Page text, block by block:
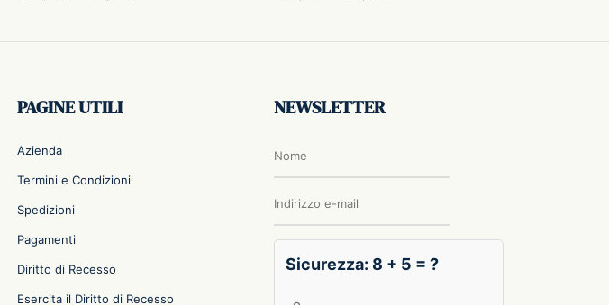
PAGINE UTILI
Azienda
Termini e Condizioni
Spedizioni
Pagamenti
Diritto di Recesso
Esercita il Diritto di Recesso
NEWSLETTER
Sicurezza: 8 + 5 = ?